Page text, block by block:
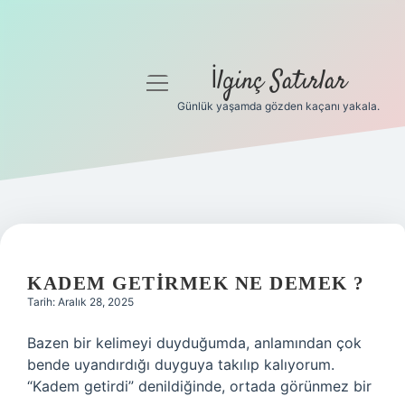
Gizlilik Politikası
Yasal Uyarı
menüyü
İlginç Satırlar
Günlük yaşamda gözden kaçanı yakala.
KADEM GETIRMEK NE DEMEK ?
Tarih: Aralık 28, 2025
Bazen bir kelimeyi duyduğumda, anlamından çok
bende uyandırdığı duyguya takılıp kalıyorum.
“Kadem getirdi” denildiğinde, ortada görünmez bir